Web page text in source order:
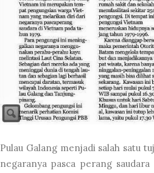
Pulau Galang menjadi salah satu
negaranya pasca perang